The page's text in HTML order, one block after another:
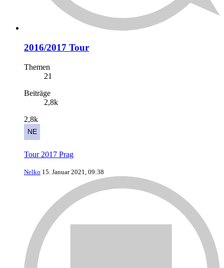
2016/2017 Tour
Themen
21
Beiträge
2,8k
2,8k
Tour 2017 Prag
Nelko 15. Januar 2021, 09:38